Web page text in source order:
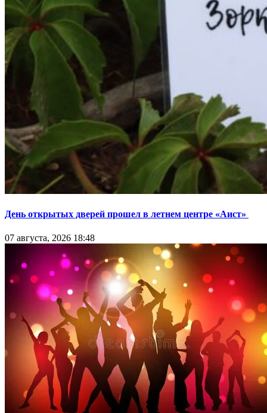
День открытых дверей прошел в летнем центре «Аист»
07 августа, 2026 18:48